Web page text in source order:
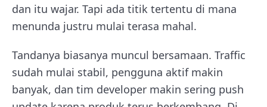
dan itu wajar. Tapi ada titik tertentu di mana
menunda justru mulai terasa mahal.
Tandanya biasanya muncul bersamaan. Traffic
sudah mulai stabil, pengguna aktif makin
banyak, dan tim developer makin sering push